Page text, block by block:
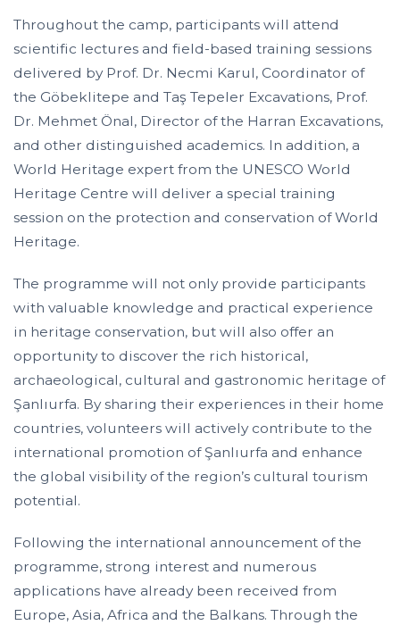
Throughout the camp, participants will attend
scientific lectures and field-based training sessions
delivered by Prof. Dr. Necmi Karul, Coordinator of
the Göbeklitepe and Taş Tepeler Excavations, Prof.
Dr. Mehmet Önal, Director of the Harran Excavations,
and other distinguished academics. In addition, a
World Heritage expert from the UNESCO World
Heritage Centre will deliver a special training
session on the protection and conservation of World
Heritage.
The programme will not only provide participants
with valuable knowledge and practical experience
in heritage conservation, but will also offer an
opportunity to discover the rich historical,
archaeological, cultural and gastronomic heritage of
Şanlıurfa. By sharing their experiences in their home
countries, volunteers will actively contribute to the
international promotion of Şanlıurfa and enhance
the global visibility of the region’s cultural tourism
potential.
Following the international announcement of the
programme, strong interest and numerous
applications have already been received from
Europe, Asia, Africa and the Balkans. Through the